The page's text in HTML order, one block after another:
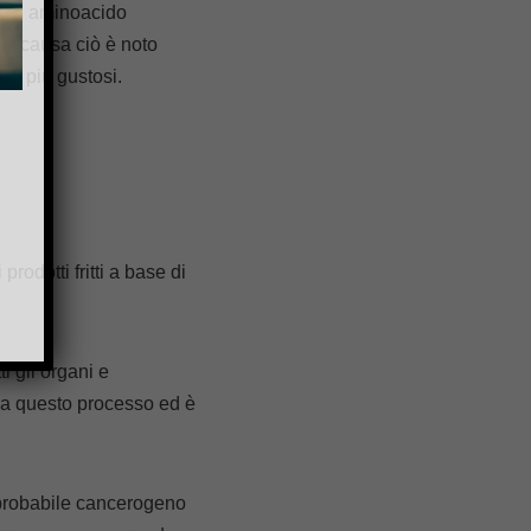
aminoacido
causa ciò è noto
più gustosi.
prodotti fritti a base di
gli organi e
questo processo ed è
cancerogeno